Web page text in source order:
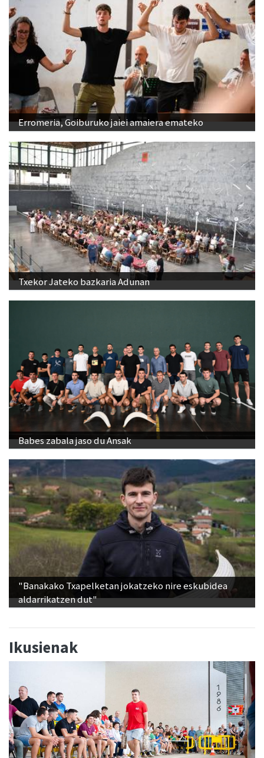
Erromeria, Goiburuko jaiei amaiera emateko
Txekor Jateko bazkaria Adunan
Babes zabala jaso du Ansak
"Banakako Txapelketan jokatzeko nire eskubidea
aldarrikatzen dut"
Ikusienak